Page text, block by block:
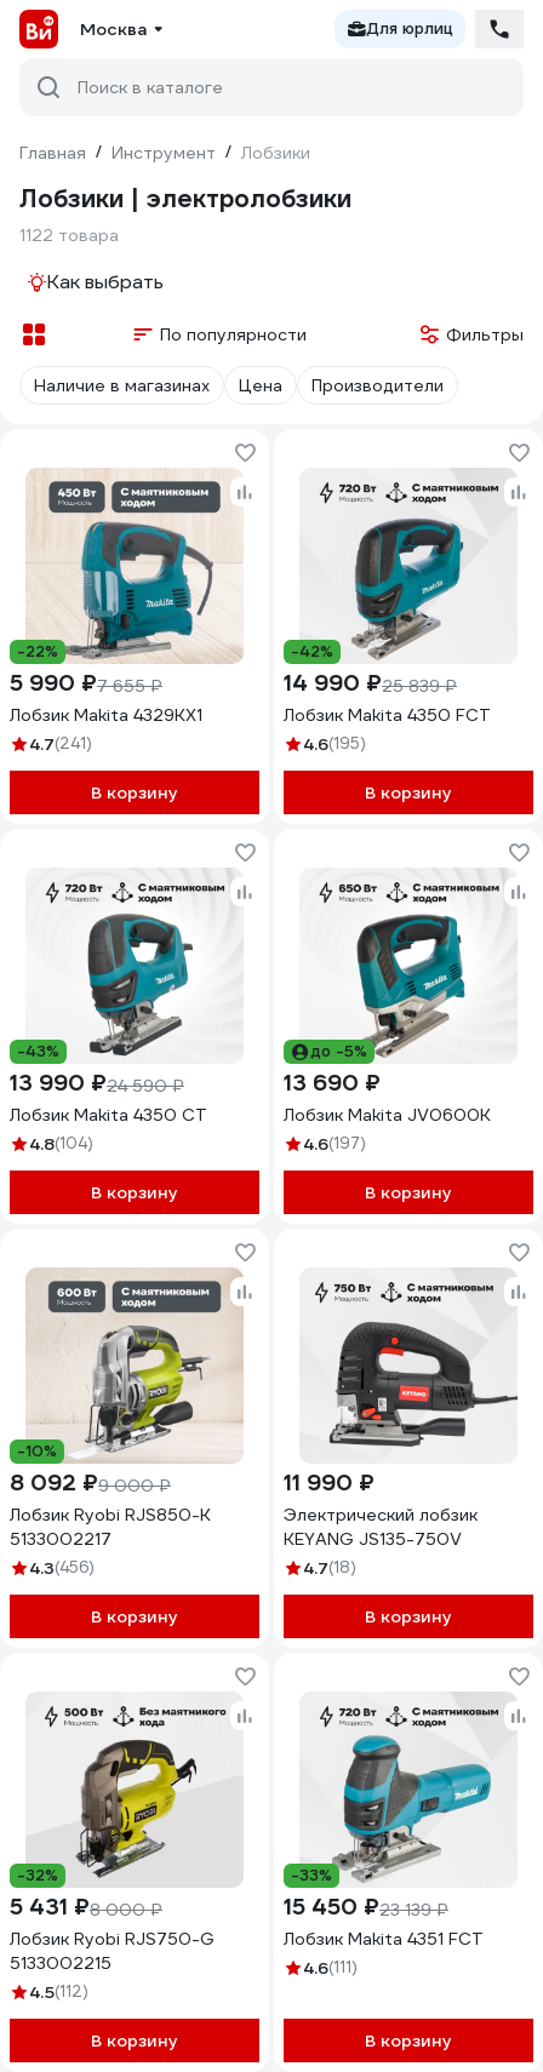
Москва Для юрлиц
Поиск в каталоге
Главная / Инструмент / Лобзики
Лобзики | электролобзики
1122 товара
Как выбрать
По популярности Фильтры
Наличие в магазинах Цена Производители
-22%
5 990 ₽7 655 ₽
Лобзик Makita 4329KX1
4.7(241)
В корзину
-42%
14 990 ₽25 839 ₽
Лобзик Makita 4350 FCT
4.6(195)
В корзину
-43%
13 990 ₽24 590 ₽
Лобзик Makita 4350 CT
4.8(104)
В корзину
до -5%
13 690 ₽
Лобзик Makita JV0600K
4.6(197)
В корзину
-10%
8 092 ₽9 000 ₽
Лобзик Ryobi RJS850-K
5133002217
4.3(456)
В корзину
11 990 ₽
Электрический лобзик
KEYANG JS135-750V
4.7(18)
В корзину
-32%
5 431 ₽8 000 ₽
Лобзик Ryobi RJS750-G
5133002215
4.5(112)
В корзину
-33%
15 450 ₽23 139 ₽
Лобзик Makita 4351 FCT
4.6(111)
В корзину